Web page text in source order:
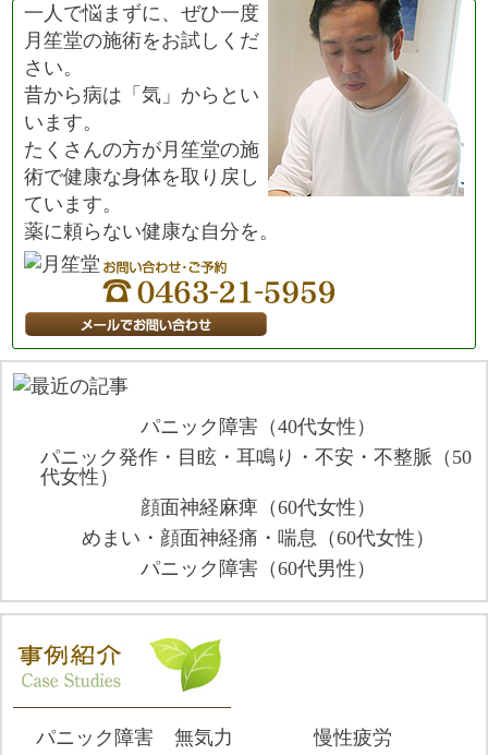
一人で悩まずに、ぜひ一度
月笙堂の施術をお試しくだ
さい。
昔から病は「気」からとい
います。
たくさんの方が月笙堂の施
術で健康な身体を取り戻し
ています。
薬に頼らない健康な自分を。
パニック障害（40代女性）
パニック発作・目眩・耳鳴り・不安・不整脈（50
代女性）
顔面神経麻痺（60代女性）
めまい・顔面神経痛・喘息（60代女性）
パニック障害（60代男性）
パニック障害 無気力
慢性疲労